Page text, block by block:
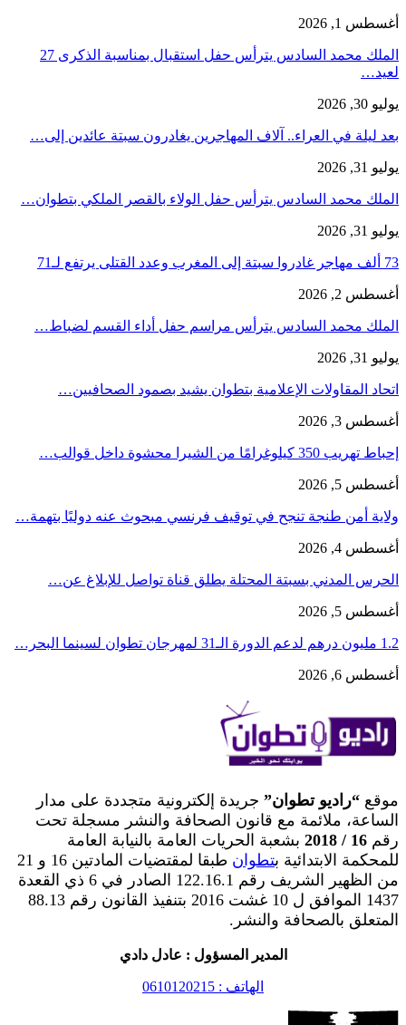
أغسطس 1, 2026
الملك محمد السادس يترأس حفل استقبال بمناسبة الذكرى 27
لعيد…
يوليو 30, 2026
بعد ليلة في العراء.. آلاف المهاجرين يغادرون سبتة عائدين إلى…
يوليو 31, 2026
الملك محمد السادس يترأس حفل الولاء بالقصر الملكي بتطوان…
يوليو 31, 2026
73 ألف مهاجر غادروا سبتة إلى المغرب وعدد القتلى يرتفع لـ71
أغسطس 2, 2026
الملك محمد السادس يترأس مراسم حفل أداء القسم لضباط…
يوليو 31, 2026
اتحاد المقاولات الإعلامية بتطوان يشيد بصمود الصحافيين…
أغسطس 3, 2026
إحباط تهريب 350 كيلوغرامًا من الشيرا محشوة داخل قوالب…
أغسطس 5, 2026
ولاية أمن طنجة تنجح في توقيف فرنسي مبحوث عنه دوليًا بتهمة…
أغسطس 4, 2026
الحرس المدني بسبتة المحتلة يطلق قناة تواصل للإبلاغ عن…
أغسطس 5, 2026
1.2 مليون درهم لدعم الدورة الـ31 لمهرجان تطوان لسينما البحر…
أغسطس 6, 2026
موقع “راديو تطوان” جريدة إلكترونية متجددة على مدار
الساعة، ملائمة مع قانون الصحافة والنشر مسجلة تحت
رقم 16 / 2018
بشعبة الحريات العامة بالنيابة العامة
للمحكمة الابتدائية بتطوان
طبقا لمقتضيات المادتين 16 و 21
من الظهير الشريف رقم 122.16.1 الصادر في 6 ذي القعدة
1437 الموافق ل 10 غشت 2016 بتنفيذ القانون رقم 88.13
المتعلق بالصحافة والنشر.
المدير المسؤول : عادل دادي
الهاتف : 0610120215